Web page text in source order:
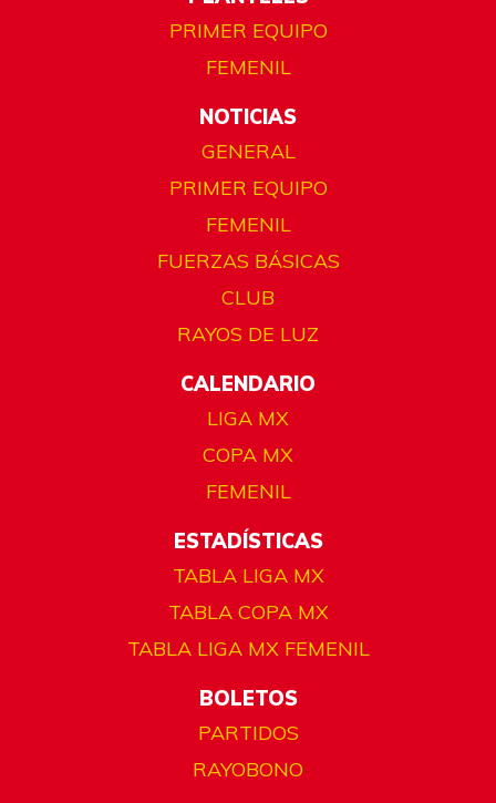
PRIMER EQUIPO
FEMENIL
NOTICIAS
GENERAL
PRIMER EQUIPO
FEMENIL
FUERZAS BÁSICAS
CLUB
RAYOS DE LUZ
CALENDARIO
LIGA MX
COPA MX
FEMENIL
ESTADÍSTICAS
TABLA LIGA MX
TABLA COPA MX
TABLA LIGA MX FEMENIL
BOLETOS
PARTIDOS
RAYOBONO